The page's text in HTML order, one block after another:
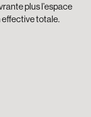
plus l’espace
effective totale.